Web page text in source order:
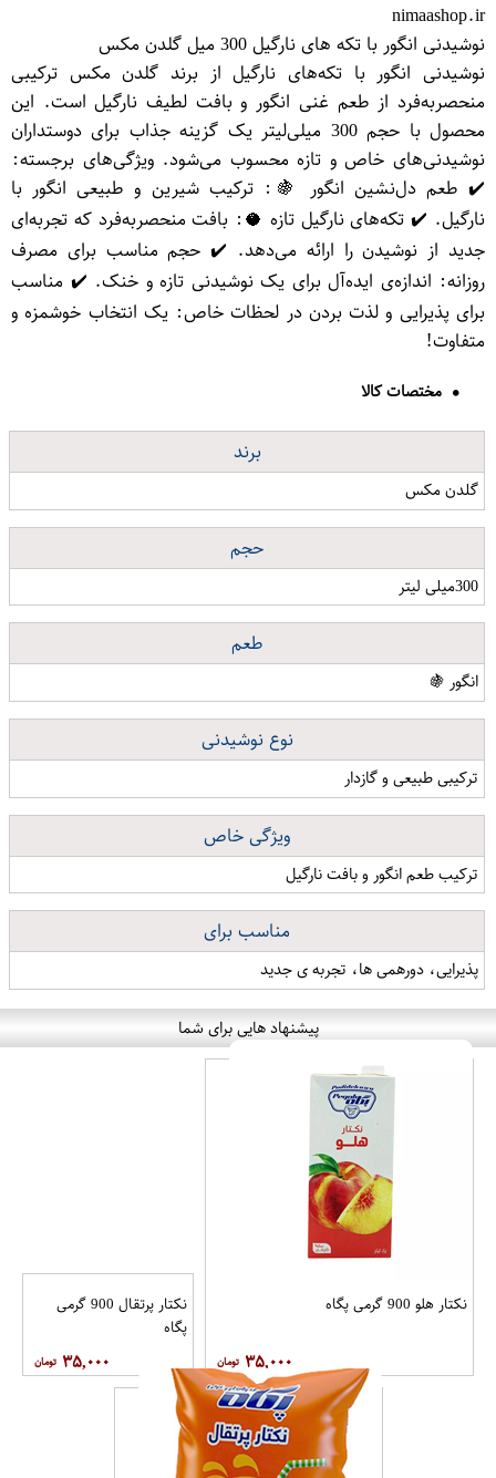
nimaashop.ir
نوشیدنی انگور با تکه های نارگیل 300 میل گلدن مکس
نوشیدنی انگور با تکه‌های نارگیل از برند گلدن مکس ترکیبی
منحصر‌به‌فرد از طعم غنی انگور و بافت لطیف نارگیل است. این
محصول با حجم 300 میلی‌لیتر یک گزینه جذاب برای دوستداران
نوشیدنی‌های خاص و تازه محسوب می‌شود. ویژگی‌های برجسته:
✔️ طعم دل‌نشین انگور 🍇: ترکیب شیرین و طبیعی انگور با
نارگیل. ✔️ تکه‌های نارگیل تازه 🥥: بافت منحصربه‌فرد که تجربه‌ای
جدید از نوشیدن را ارائه می‌دهد. ✔️ حجم مناسب برای مصرف
روزانه: اندازه‌ی ایده‌آل برای یک نوشیدنی تازه و خنک. ✔️ مناسب
برای پذیرایی و لذت بردن در لحظات خاص: یک انتخاب خوشمزه و
متفاوت!
مختصات کالا
برند
گلدن مکس
حجم
300میلی لیتر
طعم
انگور 🍇
نوع نوشیدنی
ترکیبی طبیعی و گازدار
ویژگی خاص
ترکیب طعم انگور و بافت نارگیل
مناسب برای
پذیرایی، دورهمی ها، تجربه ی جدید
پیشنهاد هایی برای شما
نکتار هلو 900 گرمی پگاه
۳۵,۰۰۰
نکتار پرتقال 900 گرمی
پگاه
۳۵,۰۰۰